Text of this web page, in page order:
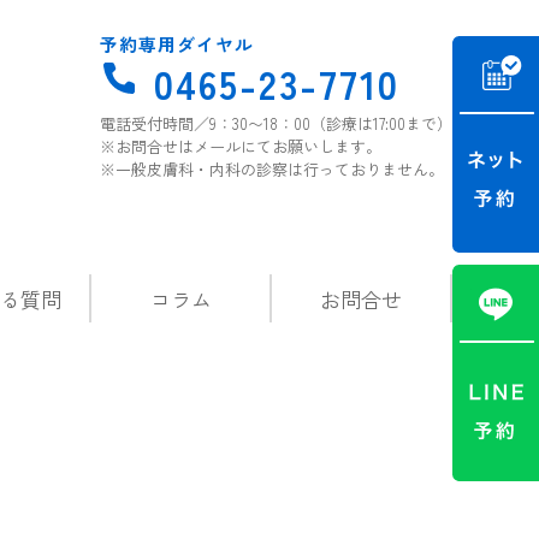
予約専用ダイヤル
0465-23-7710
電話受付時間／9：30〜18：00（診療は17:00まで）
※お問合せはメールにてお願いします。
※一般皮膚科・内科の診察は行っておりません。
質問 コラム お問合せ